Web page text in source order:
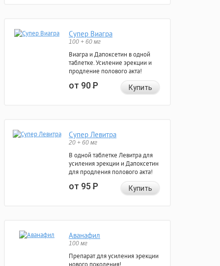
Супер Виагра
100 + 60 мг
Виагра и Дапоксетин в одной
таблетке. Усиление эрекции и
продление полового акта!
от 90Р Купить
Супер Левитра
20 + 60 мг
В одной таблетке Левитра для
усиления эрекции и Дапоксетин
для продления полового акта!
от 95Р Купить
Аванафил
100 мг
Препарат для усиления эрекции